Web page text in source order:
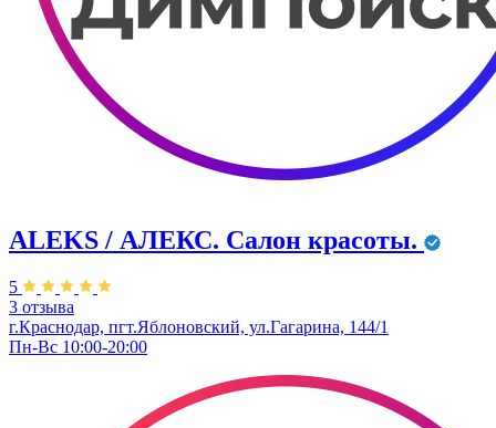
ALEKS / АЛЕКС. Салон красоты.
5
3 отзыва
г.Краснодар, пгт.Яблоновский, ул.Гагарина, 144/1
Пн-Вс 10:00-20:00